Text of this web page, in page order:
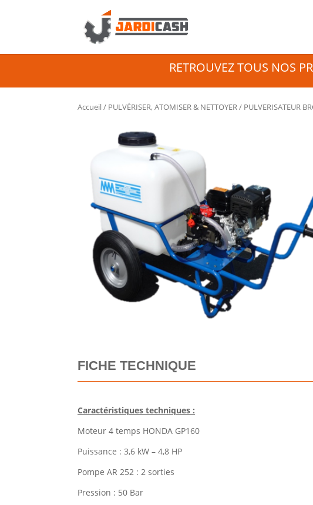
RETROUVEZ TOUS NOS
Accueil/ PULVÉRISER, ATOMISER & NETTOYER/ PULVERISATEUR
FICHE TECHNIQUE
Caractéristiques techniques :
Moteur 4 temps HONDA GP160
Puissance : 3,6 kW – 4,8 HP
Pompe AR 252 : 2 sorties
Pression : 50 Bar